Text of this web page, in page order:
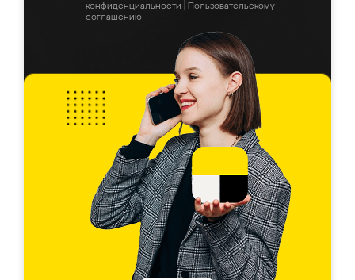
конфиденциальности
Пользовательскому
соглашению